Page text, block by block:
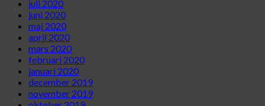
juli 2020
juni 2020
maj 2020
april 2020
mars 2020
februari 2020
januari 2020
december 2019
november 2019